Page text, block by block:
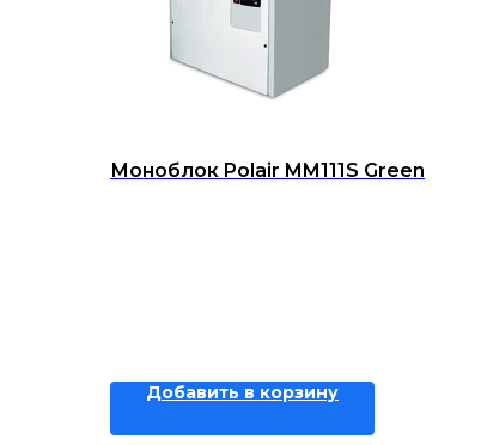
Моноблок Polair MM111S Green
Добавить в корзину